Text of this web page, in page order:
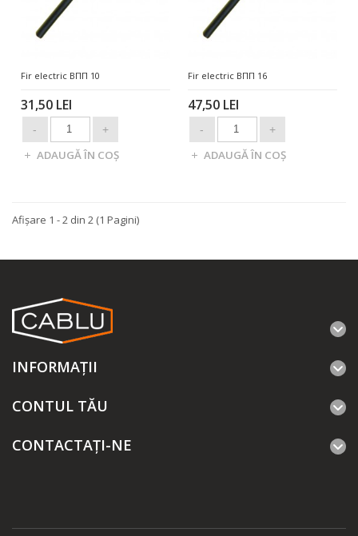
Fir electric ВПП 10
31,50 LEI
Fir electric ВПП 16
47,50 LEI
Afişare 1 - 2 din 2 (1 Pagini)
INFORMAŢII
CONTUL TĂU
CONTACTAȚI-NE